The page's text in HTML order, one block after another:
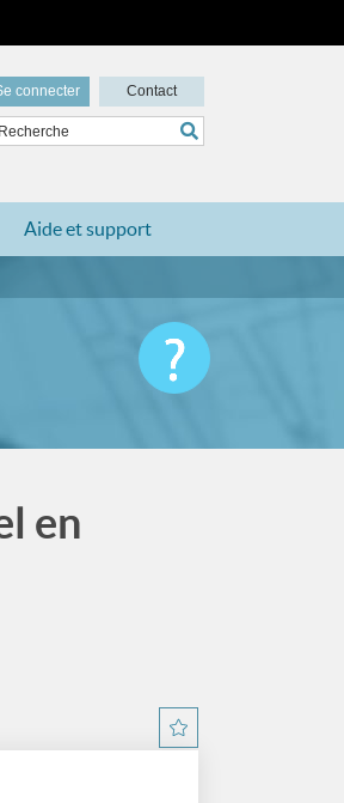
connecter Contact
Aide et support
en